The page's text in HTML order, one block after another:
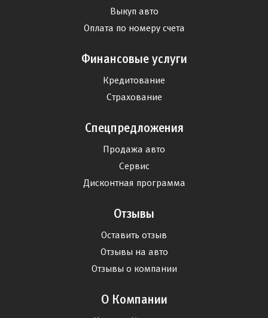
Выкуп авто
Оплата по номеру счета
Финансовые услуги
Кредитование
Страхование
Спецпредложения
Продажа авто
Сервис
Дисконтная программа
Отзывы
Оставить отзыв
Отзывы на авто
Отзывы о компании
О Компании